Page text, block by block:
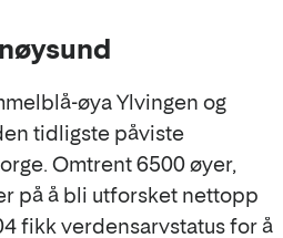
øya Ylvingen og
tidligste påviste
Omtrent 6500 øyer,
på å bli utforsket nettopp
fikk verdensarvstatus for å